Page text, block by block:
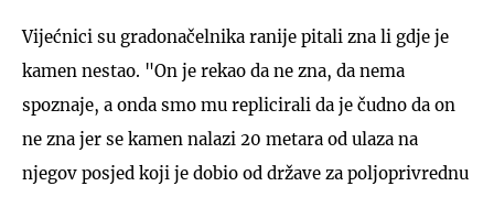
Vijećnici su gradonačelnika ranije pitali zna li gdje je
kamen nestao. "On je rekao da ne zna, da nema
spoznaje, a onda smo mu replicirali da je čudno da on
ne zna jer se kamen nalazi 20 metara od ulaza na
njegov posjed koji je dobio od države za poljoprivrednu